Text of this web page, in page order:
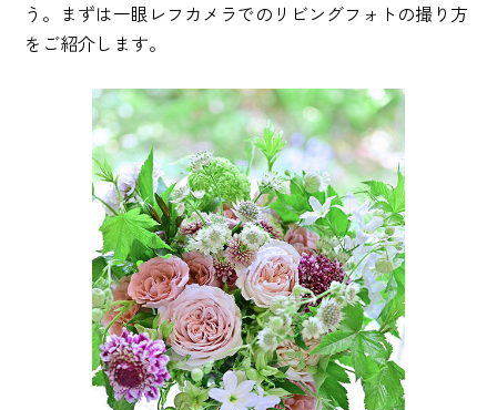
う。まずは一眼レフカメラでのリビングフォトの撮り方
をご紹介します。